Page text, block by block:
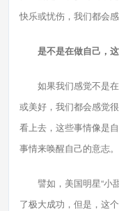
快乐或忧伤，我们都会感
是不是在做自己，
如果我们感觉不是在
或美好，我们都会感觉
看上去，这些事情像是
事情来唤醒自己的意志。
譬如，美国明星“小甜
了极大成功，但是，这